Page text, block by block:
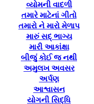
વ્યોમની વાદળી
તમારે માટેનાં ગીતો
તમારો ને મારો મેળાપ
મારું સદ્ ભાગ્ય
મારી આકાંક્ષા
બીજું કોઈ જ નથી
અમુલખ અવસર
અર્પણ
આશ્વાસન
યોગની સિદ્ધિ